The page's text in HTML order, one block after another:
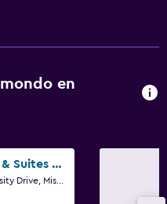
en
Country Inn & Suites by Radisson, Mishawaka, IN